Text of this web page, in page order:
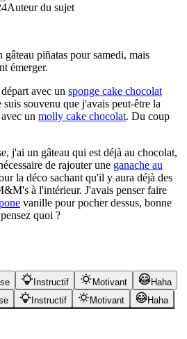
Auteur du sujet
gâteau piñatas pour samedi, mais
émerger.
avec un sponge cake chocolat
suis souvenu que j'avais peut-être la
un molly cake chocolat. Du coup
j'ai un gâteau qui est déjà au chocolat,
de rajouter une ganache au
la déco sachant qu'il y aura déjà des
à l'intérieur. J'avais penser faire
vanille pour pocher dessus, bonne
quoi ?
Instructif Motivant
Haha
Instructif Motivant
Haha